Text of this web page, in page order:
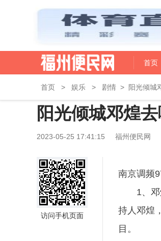
首页
首页 > 娱乐 > 剧情 > 阳光倾城
阳光倾城邓煌
2023-05-25 17:41:15 福州便民网
访问手机页面
南京调频
1、
持人邓煌
目。